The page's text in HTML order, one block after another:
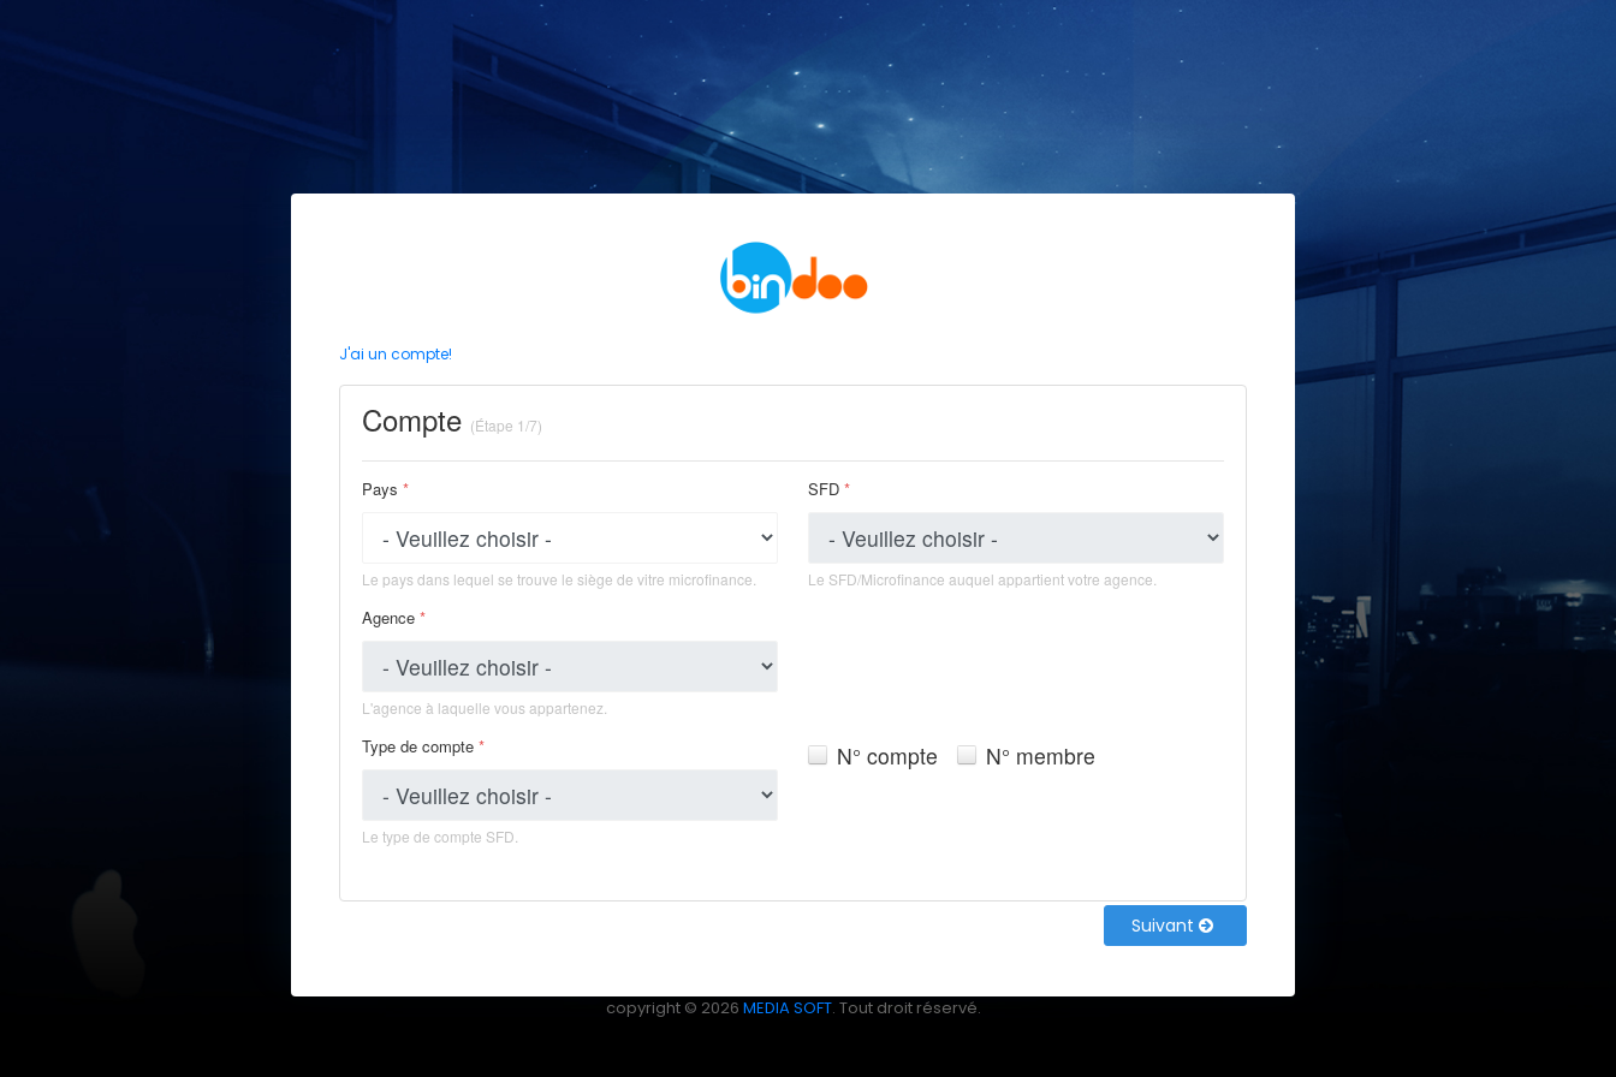
J'ai un compte!
Compte (Étape 1/7)
Pays *
Le pays dans lequel se trouve le siège de vitre microfinance.
SFD *
Le SFD/Microfinance auquel appartient votre agence.
Agence *
L'agence à laquelle vous appartenez.
Type de compte *
Le type de compte SFD.
N° compte N° membre
Suivant
copyright © 2026 MEDIA SOFT. Tout droit réservé.